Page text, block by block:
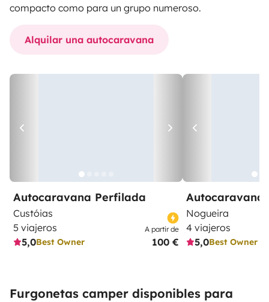
compacto como para un grupo numeroso.
Alquilar una autocaravana
Autocaravana Perfilada
Custóias
5 viajeros
5,0Best Owner
A partir de
100 €
Autocaravana
Nogueira
4 viajeros
5,0Best Owner
Furgonetas camper disponibles para